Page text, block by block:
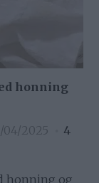
honning
04/2025
4
honning og